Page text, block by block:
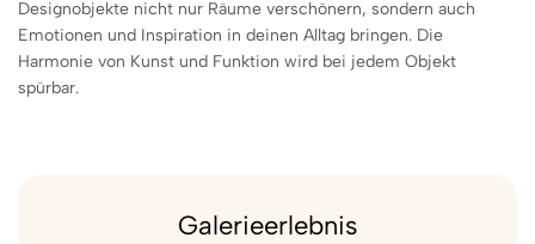
Designobjekte nicht nur Räume verschönern, sondern auch
Emotionen und Inspiration in deinen Alltag bringen. Die
Harmonie von Kunst und Funktion wird bei jedem Objekt
spürbar.
Galerieerlebnis